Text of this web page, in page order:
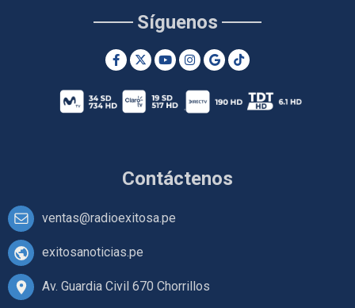
Contáctenos
ventas@radioexitosa.pe
exitosanoticias.pe
Av. Guardia Civil 670 Chorrillos
Síguenos